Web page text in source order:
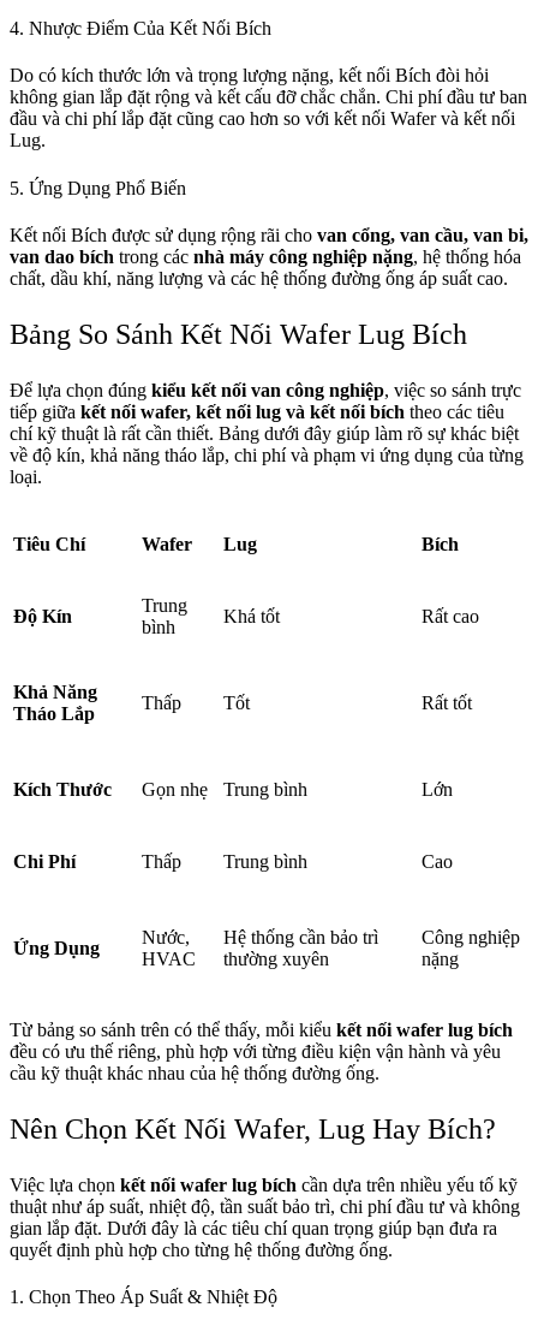
4. Nhược Điểm Của Kết Nối Bích
Do có kích thước lớn và trọng lượng nặng, kết nối Bích đòi hỏi
không gian lắp đặt rộng và kết cấu đỡ chắc chắn. Chi phí đầu tư ban
đầu và chi phí lắp đặt cũng cao hơn so với kết nối Wafer và kết nối
Lug.
5. Ứng Dụng Phổ Biến
Kết nối Bích được sử dụng rộng rãi cho van cổng, van cầu, van bi,
van dao bích trong các nhà máy công nghiệp nặng, hệ thống hóa
chất, dầu khí, năng lượng và các hệ thống đường ống áp suất cao.
Bảng So Sánh Kết Nối Wafer Lug Bích
Để lựa chọn đúng kiểu kết nối van công nghiệp, việc so sánh trực
tiếp giữa kết nối wafer, kết nối lug và kết nối bích theo các tiêu
chí kỹ thuật là rất cần thiết. Bảng dưới đây giúp làm rõ sự khác biệt
về độ kín, khả năng tháo lắp, chi phí và phạm vi ứng dụng của từng
loại.
Tiêu Chí Wafer Lug Bích
Độ Kín
Trung
bình
Khá tốt Rất cao
Khả Năng
Tháo Lắp
Thấp Tốt Rất tốt
Kích Thước Gọn nhẹ Trung bình Lớn
Chi Phí Thấp Trung bình Cao
Ứng Dụng
Nước,
HVAC
Hệ thống cần bảo trì
thường xuyên
Công nghiệp
nặng
Từ bảng so sánh trên có thể thấy, mỗi kiểu kết nối wafer lug bích
đều có ưu thế riêng, phù hợp với từng điều kiện vận hành và yêu
cầu kỹ thuật khác nhau của hệ thống đường ống.
Nên Chọn Kết Nối Wafer, Lug Hay Bích?
Việc lựa chọn kết nối wafer lug bích cần dựa trên nhiều yếu tố kỹ
thuật như áp suất, nhiệt độ, tần suất bảo trì, chi phí đầu tư và không
gian lắp đặt. Dưới đây là các tiêu chí quan trọng giúp bạn đưa ra
quyết định phù hợp cho từng hệ thống đường ống.
1. Chọn Theo Áp Suất & Nhiệt Độ